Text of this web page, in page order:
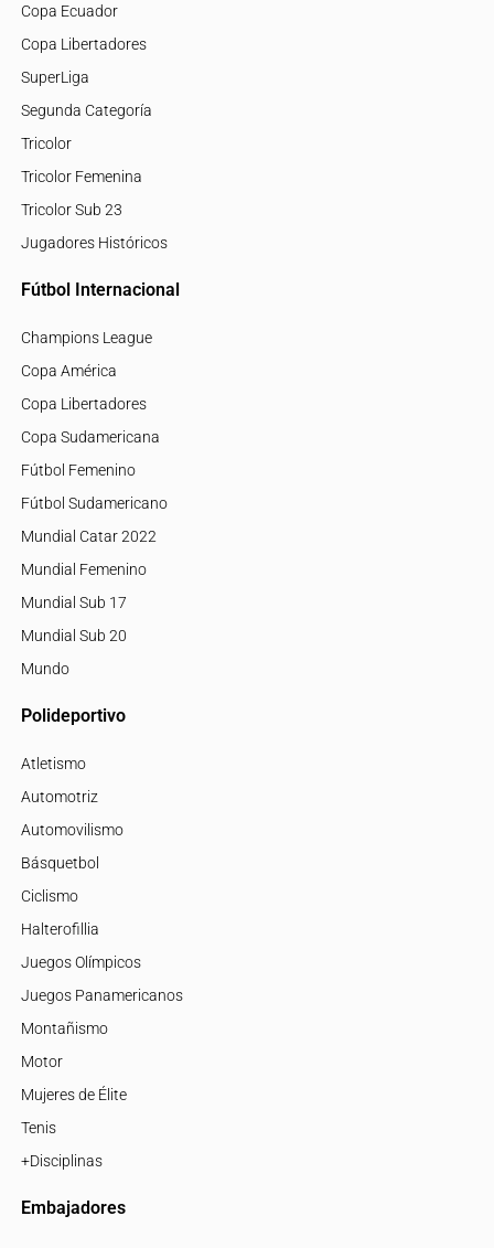
Copa Ecuador
Copa Libertadores
SuperLiga
Segunda Categoría
Tricolor
Tricolor Femenina
Tricolor Sub 23
Jugadores Históricos
Fútbol Internacional
Champions League
Copa América
Copa Libertadores
Copa Sudamericana
Fútbol Femenino
Fútbol Sudamericano
Mundial Catar 2022
Mundial Femenino
Mundial Sub 17
Mundial Sub 20
Mundo
Polideportivo
Atletismo
Automotriz
Automovilismo
Básquetbol
Ciclismo
Halterofillia
Juegos Olímpicos
Juegos Panamericanos
Montañismo
Motor
Mujeres de Élite
Tenis
+Disciplinas
Embajadores